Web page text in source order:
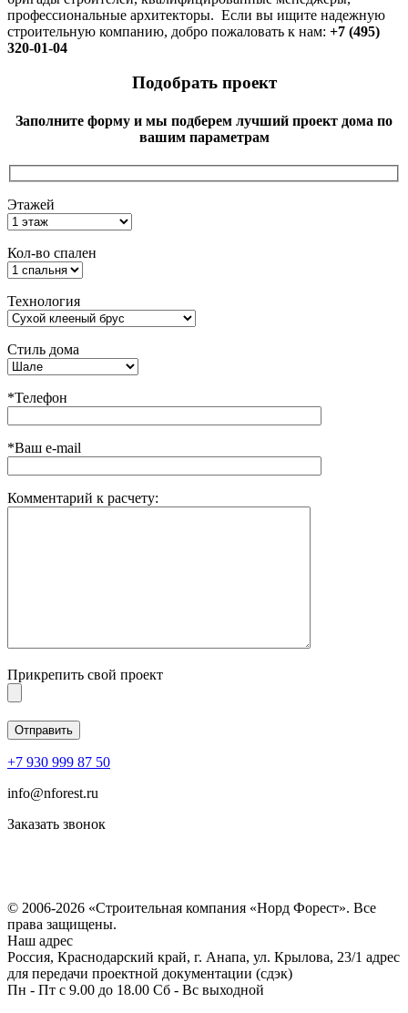
профессиональные архитекторы. Если вы ищите надежную
строительную компанию, добро пожаловать к нам: +7 (495)
320-01-04
Подобрать проект
Заполните форму и мы подберем лучший проект дома по
вашим параметрам
Этажей
Кол-во спален
Технология
Стиль дома
*Телефон
*Ваш e-mail
Комментарий к расчету:
Прикрепить свой проект
+7 930 999 87 50
info@nforest.ru
Заказать звонок
© 2006-2026 «Строительная компания «Норд Форест». Все
права защищены.
Наш адрес
Россия, Краснодарский край, г. Анапа, ул. Крылова, 23/1 адрес
для передачи проектной документации (сдэк)
Пн - Пт с 9.00 до 18.00 Сб - Вс выходной